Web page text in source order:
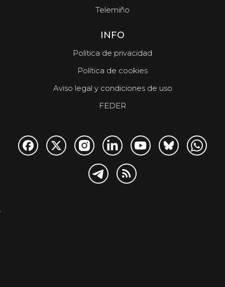
Telemiño
INFO
Política de privacidad
Política de cookies
Aviso legal y condiciones de uso
FEDER